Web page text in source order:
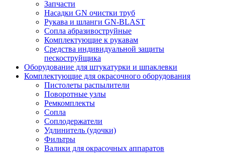
Запчасти
Насадки GN очистки труб
Рукава и шланги GN-BLAST
Сопла абразивоструйные
Комплектующие к рукавам
Средства индивидуальной защиты
пескоструйщика
Оборудование для штукатурки и шпаклевки
Комплектующие для окрасочного оборудования
Пистолеты распылители
Поворотные узлы
Ремкомплекты
Сопла
Соплодержатели
Удлинитель (удочки)
Фильтры
Валики для окрасочных аппаратов